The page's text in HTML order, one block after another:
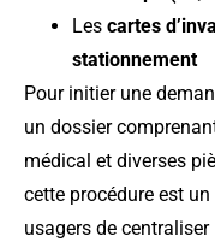
Les cartes
stationnement
Pour initier une
un dossier
médical et diverses
cette procédure est
usagers de